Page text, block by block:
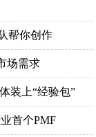
帮你创作
场需求
装上“经验包”
首个PMF